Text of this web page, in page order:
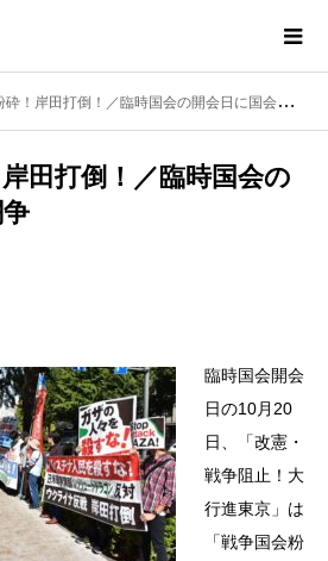
！岸田打倒！／臨時国会の開会日に国会闘争
田打倒！／臨時国会の
臨時国会開会
日の10月20
日、「改憲・
戦争阻止！大
行進東京」は
「戦争国会粉